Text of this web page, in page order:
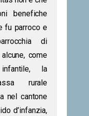
benefiche
fu parroco e
di
come
infantile, la
rurale
nel cantone
d’infanzia,